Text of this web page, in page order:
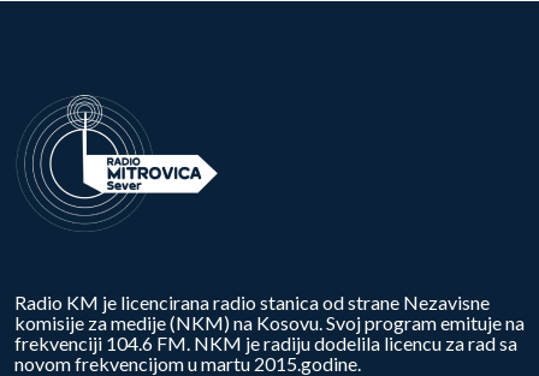
Radio KM je licencirana radio stanica od strane Nezavisne
komisije za medije (NKM) na Kosovu. Svoj program emituje na
frekvenciji 104.6 FM. NKM je radiju dodelila licencu za rad sa
novom frekvencijom u martu 2015.godine.